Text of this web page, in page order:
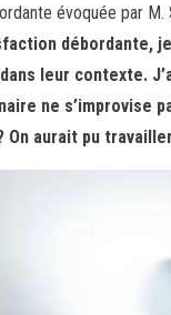
évoquée par
débordante,
leur contexte.
ne s’improvise
aurait pu